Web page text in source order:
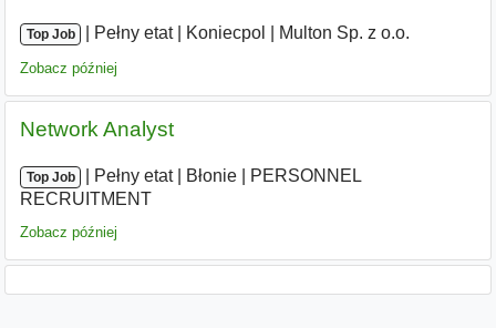
Top Job Pełny etat| Koniecpol Multon Sp. z o.o.
Zobacz później
Network Analyst
Top Job Pełny etat| Błonie
PERSONNEL
RECRUITMENT
Zobacz później